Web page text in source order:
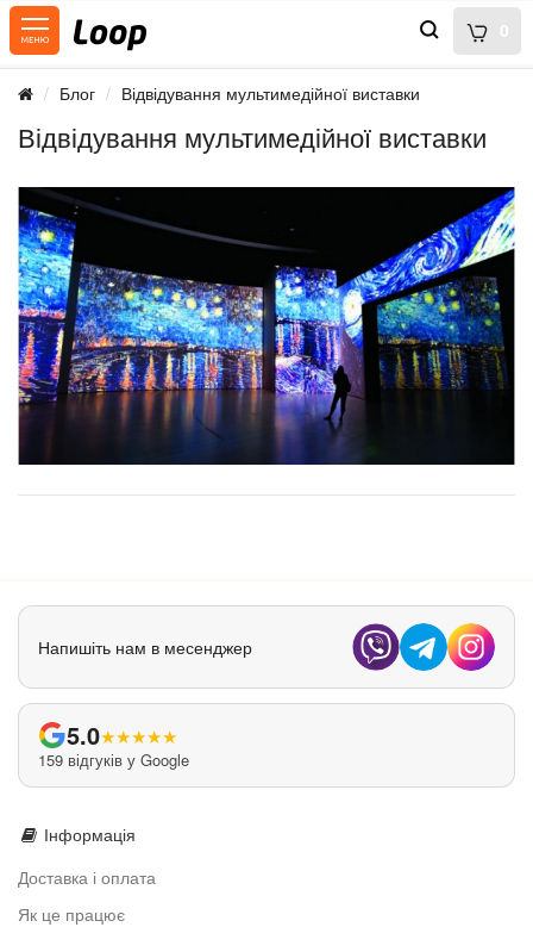
0
Блог Відвідування мультимедійної виставки
Відвідування мультимедійної виставки
Напишіть нам в месенджер
5.0★★★★★
159 відгуків у Google
Інформація
Доставка і оплата
Як це працює